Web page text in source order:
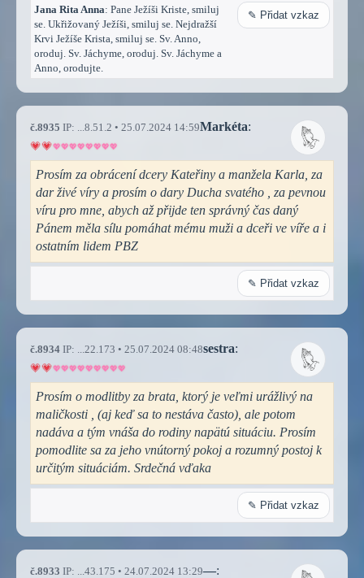
Jana Rita Anna: Pane Ježíši Kriste, smiluj
se. Ukřižovaný Ježíši, smiluj se. Nejdražší
Krvi Ježíše Krista, smiluj se. Sv. Anno,
oroduj. Sv. Jáchyme, oroduj. Sv. Jáchyme a
Anno, orodujte.
✎ Přidat vzkaz
č.8935 IP: ...8.51.2 • 25.07.2024 14:59Markéta:
Prosím za obrácení dcery Kateřiny a manžela Karla, za
dar živé víry a prosím o dary Ducha svatého , za pevnou
víru pro mne, abych až přijde ten správný čas daný
Pánem měla sílu pomáhat mému muži a dceři ve víře a i
ostatním lidem PBZ
✎ Přidat vzkaz
č.8934 IP: ...22.173 • 25.07.2024 08:48sestra:
Prosím o modlitby za brata, ktorý je veľmi urážlivý na
maličkosti , (aj keď sa to nestáva často), ale potom
nadáva a tým vnáša do rodiny napätú situáciu. Prosím
pomodlite sa za jeho vnútorný pokoj a rozumný postoj k
určitým situáciám. Srdečná vďaka
✎ Přidat vzkaz
č.8933 IP: ...43.175 • 24.07.2024 13:29—: